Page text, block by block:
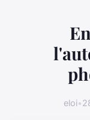
eloi•